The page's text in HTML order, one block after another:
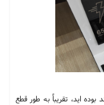
فردی برتری دارند و
ارزش را دارند.
اید، تقریباً به طور قطع